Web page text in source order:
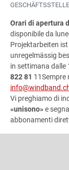
GESCHÄFTSSTELLE
Orari di apertura
disponibile da
Projektarbeiten
unregelmässig
in settimana dalle
822 81 11Sempre
Vi preghiamo di
«unisono»e
abbonamenti